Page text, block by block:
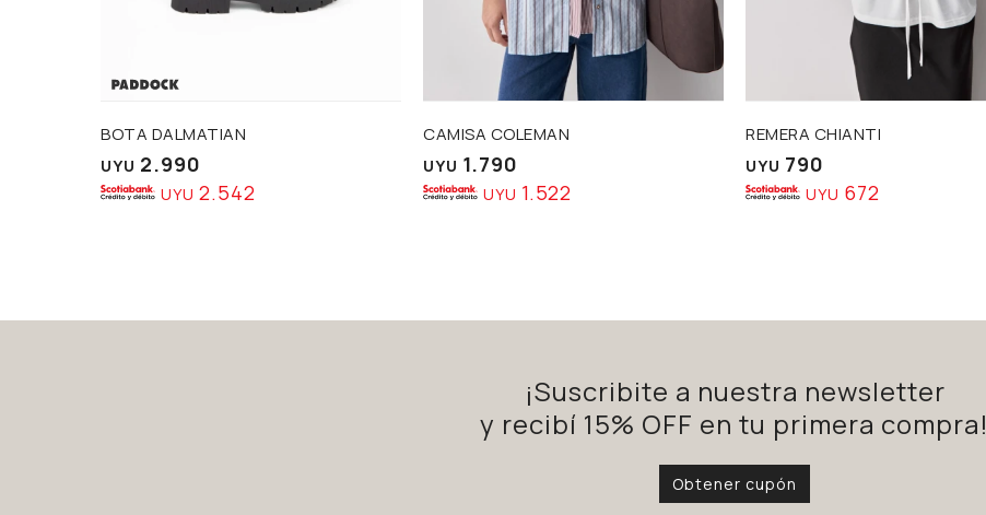
BOTA DALMATIAN
UYU 2.990
UYU 2.542
CAMISA COLEMAN
UYU 1.790
UYU 1.522
REMERA CHIANTI
UYU 790
UYU 672
¡Suscribite a nuestra newsletter
y recibí 15% OFF en tu primera compra!
Obtener cupón